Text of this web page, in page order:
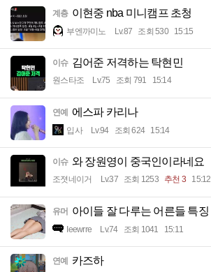
계층 이현중 nba 미니캠프 초청
부엔까미노 Lv.87 조회 530 15:15
이슈 김어준 저격하는 탁현민
원스타조 Lv.75 조회 791 15:14
연예 에스파 카리나
입사 Lv.94 조회 624 15:14
이슈 와 장원영이 중국인이라네요
조졋네이거 Lv.37 조회 1253 추천 3 15:12
유머 아이들 잘 다루는 어른들 특징
Ieewrre Lv.74 조회 1041 15:11
연예 카즈하